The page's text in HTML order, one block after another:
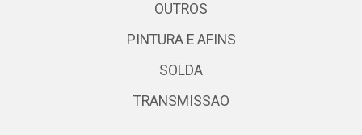
OUTROS
PINTURA E AFINS
SOLDA
TRANSMISSAO